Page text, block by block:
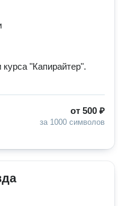
"Капирайтер".
от 500 ₽
за 1000 символов